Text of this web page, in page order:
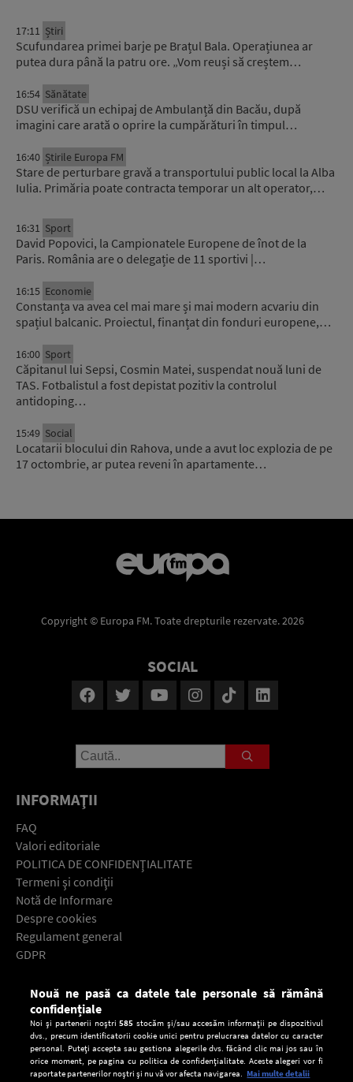
17:11 Știri
Scufundarea primei barje pe Brațul Bala. Operațiunea ar
putea dura până la patru ore. „Vom reuși să creștem…
16:54 Sănătate
DSU verifică un echipaj de Ambulanță din Bacău, după
imagini care arată o oprire la cumpărături în timpul…
16:40 Știrile Europa FM
Stare de perturbare gravă a transportului public local la Alba
Iulia. Primăria poate contracta temporar un alt operator,…
16:31 Sport
David Popovici, la Campionatele Europene de înot de la
Paris. România are o delegație de 11 sportivi |…
16:15 Economie
Constanța va avea cel mai mare și mai modern acvariu din
spațiul balcanic. Proiectul, finanțat din fonduri europene,…
16:00 Sport
Căpitanul lui Sepsi, Cosmin Matei, suspendat nouă luni de
TAS. Fotbalistul a fost depistat pozitiv la controlul
antidoping…
15:49 Social
Locatarii blocului din Rahova, unde a avut loc explozia de pe
17 octombrie, ar putea reveni în apartamente…
Copyright © Europa FM. Toate drepturile rezervate. 2026
SOCIAL
INFORMAŢII
FAQ
Valori editoriale
POLITICA DE CONFIDENŢIALITATE
Termeni şi condiţii
Notă de Informare
Despre cookies
Regulament general
GDPR
Descarcă gratuit aplicaţia Europa FM pentru smartphone:
Nouă ne pasă ca datele tale personale să rămână
confidențiale
Noi și partenerii noștri585 stocăm și/sau accesăm informații pe dispozitivul
dvs., precum identificatorii cookie unici pentru prelucrarea datelor cu caracter
personal. Puteți accepta sau gestiona alegerile dvs. făcând clic mai jos sau în
orice moment, pe pagina cu politica de confidențialitate. Aceste alegeri vor fi
raportate partenerilor noștri și nu vă vor afecta navigarea. Mai multe detalii